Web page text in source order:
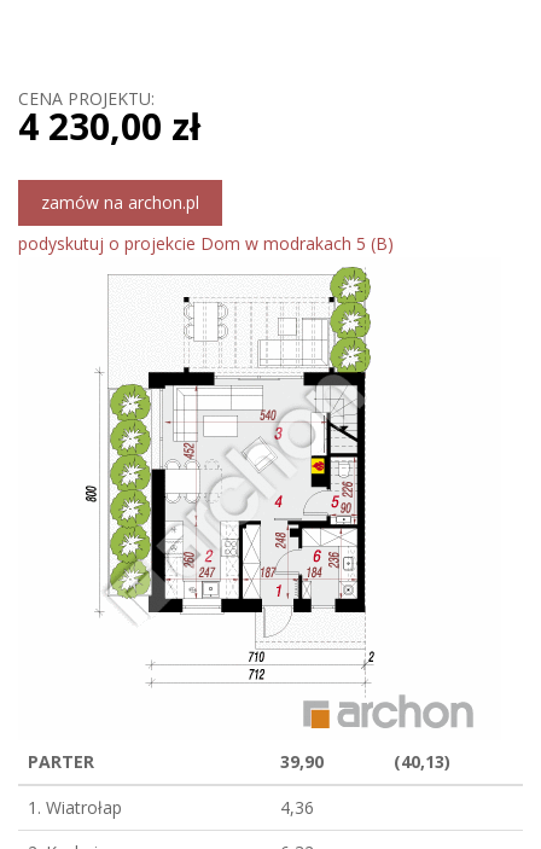
CENA PROJEKTU:
4 230,00 zł
zamów na archon.pl
podyskutuj o projekcie Dom w modrakach 5 (B)
PARTER 39,90
(40,13)
1. Wiatrołap
4,36